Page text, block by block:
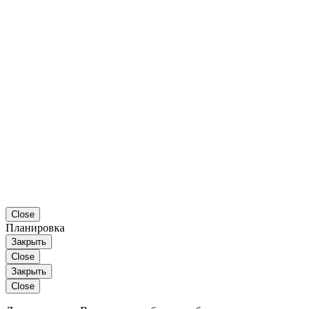
Close
Планировка
Закрыть
Close
Закрыть
Close